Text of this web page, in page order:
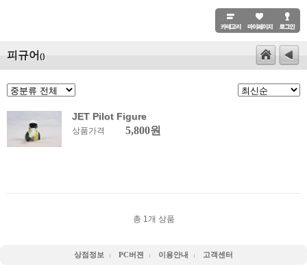
피규어 ()
JET Pilot Figure
상품가격 5,800원
총 1개 상품
상점정보 PC버젼 이용안내 고객센터